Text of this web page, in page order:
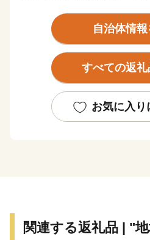
太陽が四角く沈むところが見
を抱えるオホーツク海は、豊
くれる。何でも「おいしい」
い。網走の秋の風景は、大麦
「おいしいまち網走」をよろ
Mail：support-
自治体情
すべての返
お気に入り
関連する返礼品 | "